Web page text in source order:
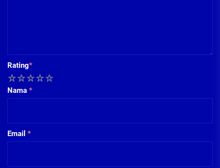
Rating*
5
4
3
2
Nama *
Email *